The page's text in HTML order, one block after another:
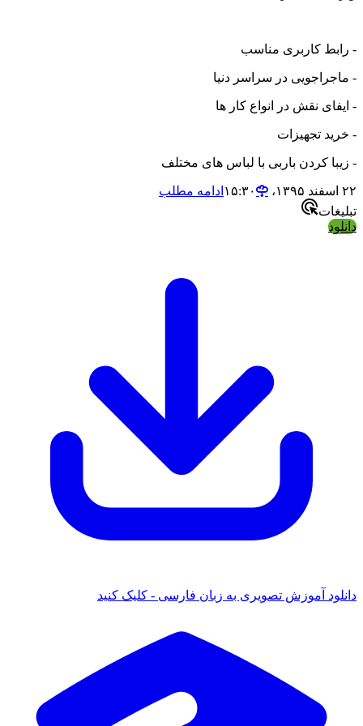
کاربری مناسب
در سراسر دنیا
نقش در انواع کار ها
تجهیزات
کردن باربی با لباس های مختلف
ادامه مطلب
آموزش تصویری به زبان فارسی - کلیک کنید